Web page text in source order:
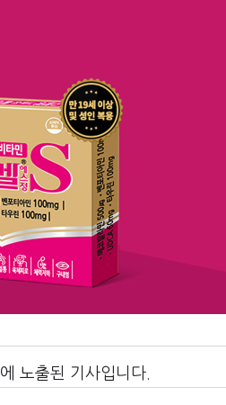
에 노출된 기사입니다.